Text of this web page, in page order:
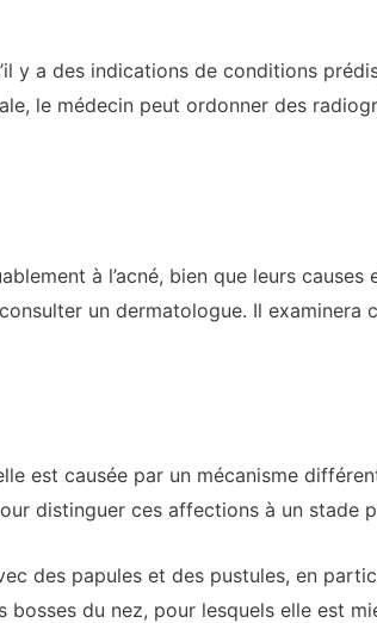
y a des indications de conditions
le médecin peut ordonner des
à l’acné, bien que leurs
un dermatologue. Il examinera
est causée par un mécanisme
distinguer ces affections à un stade
des papules et des pustules, en
du nez, pour lesquels elle est